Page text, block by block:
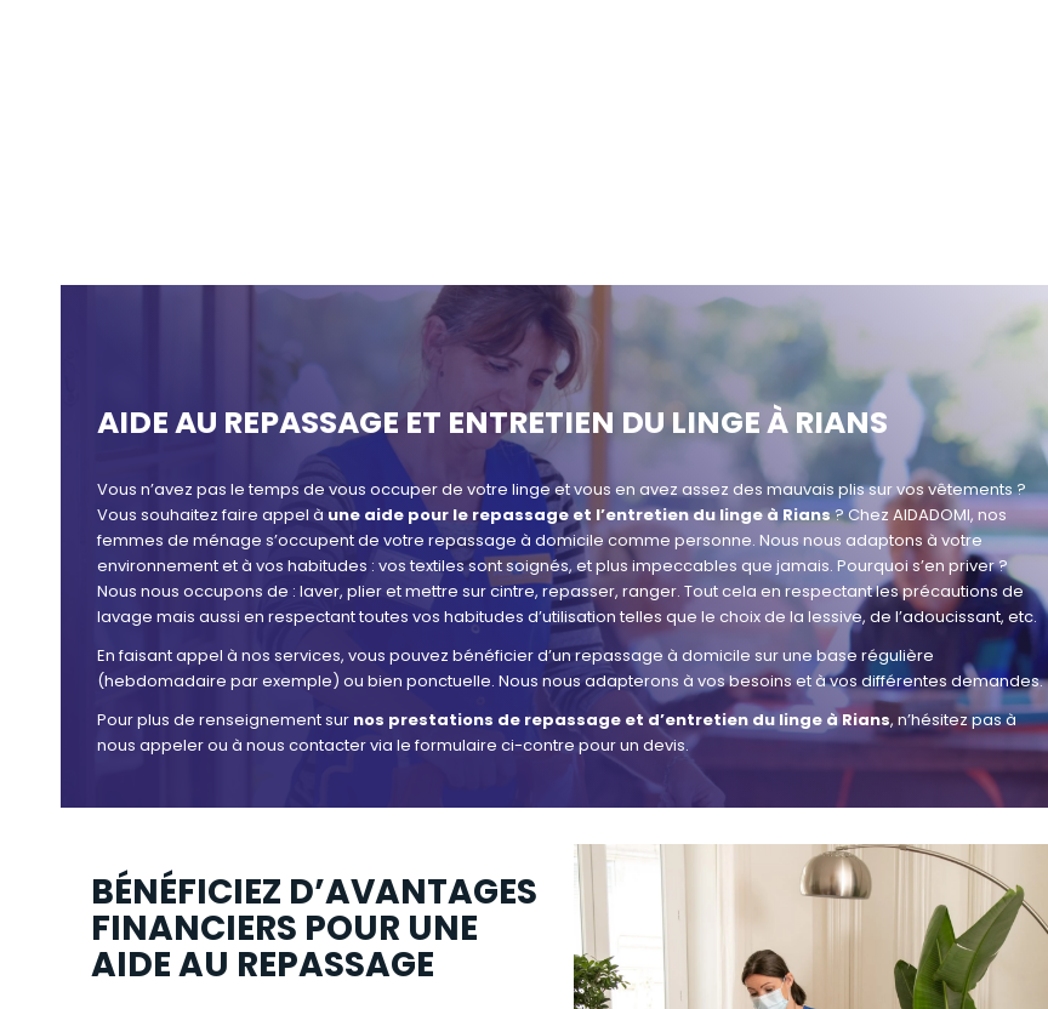
AIDE AU REPASSAGE ET ENTRETIEN DU LINGE À RIANS
Vous n’avez pas le temps de vous occuper de votre linge et vous en avez assez des mauvais plis sur vos vêtements ?
Vous souhaitez faire appel à une aide pour le repassage et l’entretien du linge à Rians? Chez AIDADOMI, nos
femmes de ménage s’occupent de votre repassage à domicile comme personne. Nous nous adaptons à votre
environnement et à vos habitudes : vos textiles sont soignés, et plus impeccables que jamais. Pourquoi s’en priver ?
Nous nous occupons de : laver, plier et mettre sur cintre, repasser, ranger. Tout cela en respectant les précautions de
lavage mais aussi en respectant toutes vos habitudes d’utilisation telles que le choix de la lessive, de l’adoucissant, etc.
En faisant appel à nos services, vous pouvez bénéficier d’un repassage à domicile sur une base régulière
(hebdomadaire par exemple) ou bien ponctuelle. Nous nous adapterons à vos besoins et à vos différentes demandes.
Pour plus de renseignement sur nos prestations de repassage et d’entretien du linge à Rians, n’hésitez pas à
nous appeler ou à nous contacter via le formulaire ci-contre pour un devis.
BÉNÉFICIEZ D’AVANTAGES
FINANCIERS POUR UNE
AIDE AU REPASSAGE